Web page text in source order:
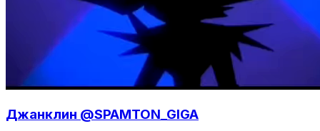
Джанклин @SPAMTON_GIGA